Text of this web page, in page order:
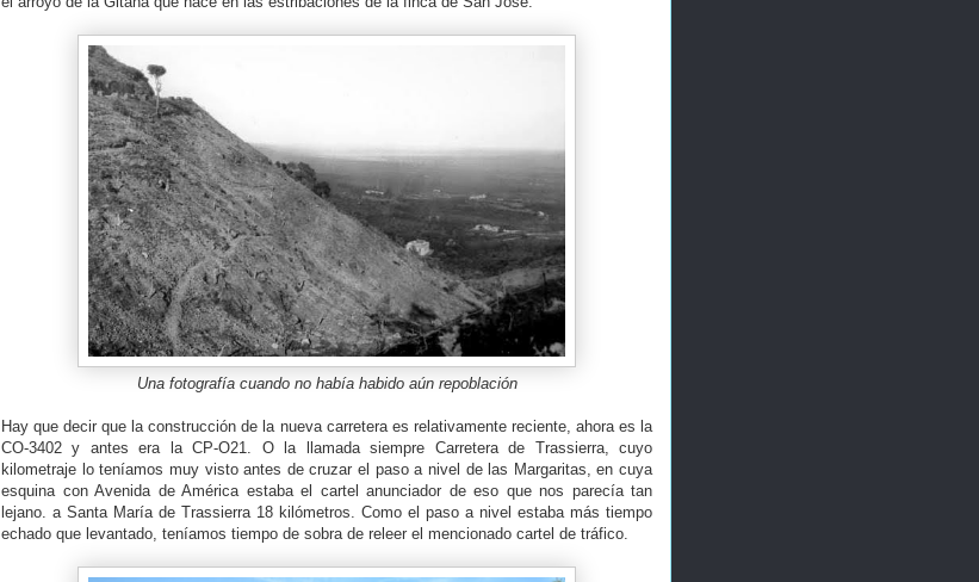
Una fotografía cuando no había habido aún repoblación
Hay que decir que la construcción de la nueva carretera es relativamente reciente, ahora es la
CO-3402 y antes era la CP-O21. O la llamada siempre Carretera de Trassierra, cuyo
kilometraje lo teníamos muy visto antes de cruzar el paso a nivel de las Margaritas, en cuya
esquina con Avenida de América estaba el cartel anunciador de eso que nos parecía tan
lejano. a Santa María de Trassierra 18 kilómetros. Como el paso a nivel estaba más tiempo
echado que levantado, teníamos tiempo de sobra de releer el mencionado cartel de tráfico.